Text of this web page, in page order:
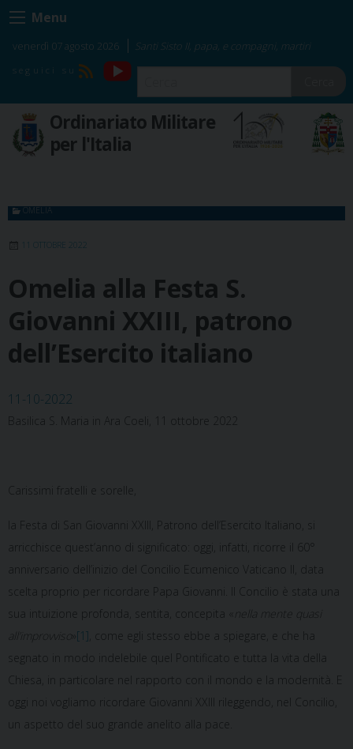
Skip
to
content
Menu
venerdì 07 agosto 2026 Santi Sisto II, papa, e compagni, martiri
RSS
YouTube
Ordinariato Militare
per l'Italia
OMELIA
11 OTTOBRE 2022
Omelia alla Festa S.
Giovanni XXIII, patrono
dell’Esercito italiano
11-10-2022
Basilica S. Maria in Ara Coeli, 11 ottobre 2022
Carissimi fratelli e sorelle,
la Festa di San Giovanni XXIII, Patrono dell’Esercito Italiano, si
arricchisce quest’anno di significato: oggi, infatti, ricorre il 60°
anniversario dell’inizio del Concilio Ecumenico Vaticano II, data
scelta proprio per ricordare Papa Giovanni. Il Concilio è stata una
sua intuizione profonda, sentita, concepita «
[1] , come egli stesso ebbe a spiegare, e che ha
segnato in modo indelebile quel Pontificato e tutta la vita della
Chiesa, in particolare nel rapporto con il mondo e la modernità. E
oggi noi vogliamo ricordare Giovanni XXIII rileggendo, nel Concilio,
un aspetto del suo grande anelito alla pace.